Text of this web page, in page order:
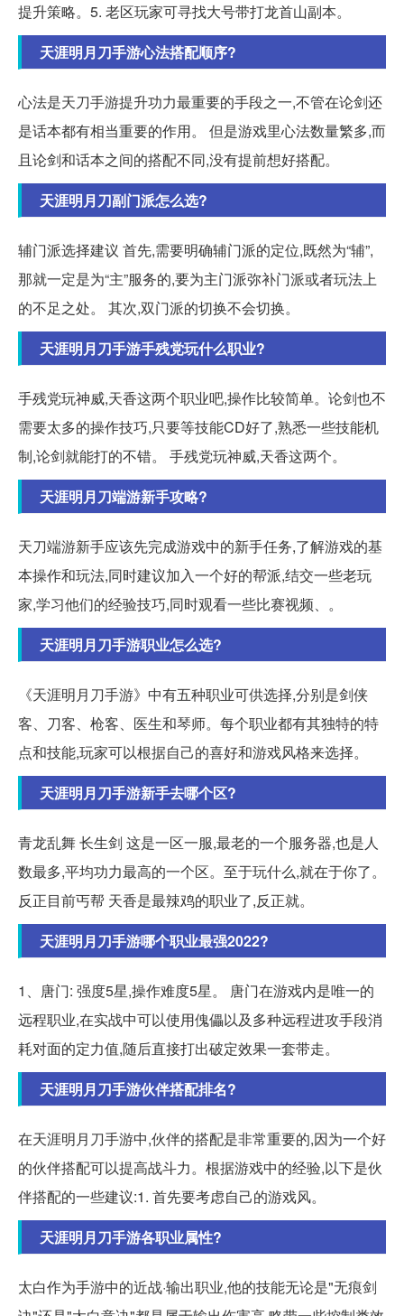
提升策略。5. 老区玩家可寻找大号带打龙首山副本。
天涯明月刀手游心法搭配顺序?
心法是天刀手游提升功力最重要的手段之一,不管在论剑还
是话本都有相当重要的作用。 但是游戏里心法数量繁多,而
且论剑和话本之间的搭配不同,没有提前想好搭配。
天涯明月刀副门派怎么选?
辅门派选择建议 首先,需要明确辅门派的定位,既然为“辅”,
那就一定是为“主”服务的,要为主门派弥补门派或者玩法上
的不足之处。 其次,双门派的切换不会切换。
天涯明月刀手游手残党玩什么职业?
手残党玩神威,天香这两个职业吧,操作比较简单。论剑也不
需要太多的操作技巧,只要等技能CD好了,熟悉一些技能机
制,论剑就能打的不错。 手残党玩神威,天香这两个。
天涯明月刀端游新手攻略?
天刀端游新手应该先完成游戏中的新手任务,了解游戏的基
本操作和玩法,同时建议加入一个好的帮派,结交一些老玩
家,学习他们的经验技巧,同时观看一些比赛视频、。
天涯明月刀手游职业怎么选?
《天涯明月刀手游》中有五种职业可供选择,分别是剑侠
客、刀客、枪客、医生和琴师。每个职业都有其独特的特
点和技能,玩家可以根据自己的喜好和游戏风格来选择。
天涯明月刀手游新手去哪个区?
青龙乱舞 长生剑 这是一区一服,最老的一个服务器,也是人
数最多,平均功力最高的一个区。至于玩什么,就在于你了。
反正目前丐帮 天香是最辣鸡的职业了,反正就。
天涯明月刀手游哪个职业最强2022?
1、唐门: 强度5星,操作难度5星。 唐门在游戏内是唯一的
远程职业,在实战中可以使用傀儡以及多种远程进攻手段消
耗对面的定力值,随后直接打出破定效果一套带走。
天涯明月刀手游伙伴搭配排名?
在天涯明月刀手游中,伙伴的搭配是非常重要的,因为一个好
的伙伴搭配可以提高战斗力。根据游戏中的经验,以下是伙
伴搭配的一些建议:1. 首先要考虑自己的游戏风。
天涯明月刀手游各职业属性?
太白作为手游中的近战·输出职业,他的技能无论是"无痕剑